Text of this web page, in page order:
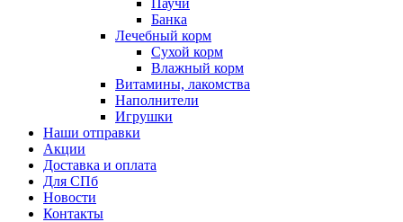
Банка
Лечебный корм
Сухой корм
Влажный корм
Витамины, лакомства
Наполнители
Игрушки
Наши отправки
Акции
Доставка и оплата
Для СПб
Новости
Контакты